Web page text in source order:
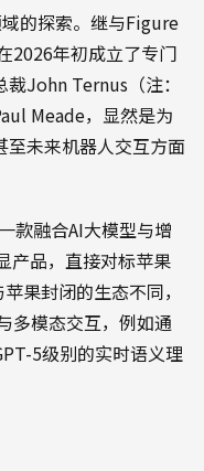
的探索。继与Figure
2026年初成立了专门
John Ternus（注：
Meade，显然是为
至未来机器人交互方面
款融合AI大模型与增
产品，直接对标苹果
果封闭的生态不同，
多模态交互，例如通
5级别的实时语义理